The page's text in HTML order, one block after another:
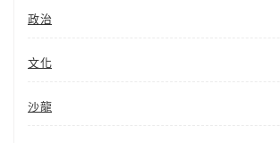
政治
文化
沙龍